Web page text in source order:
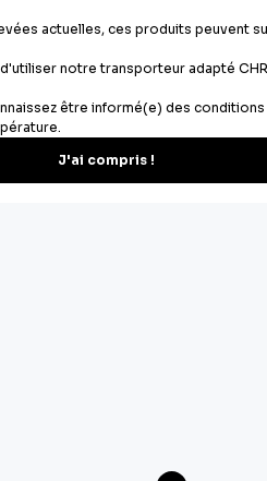
offres spéciales.
S'inscrire
votre espace client.